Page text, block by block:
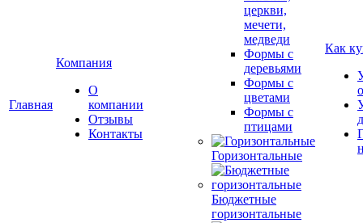
Главная
Компания
О
компании
Отзывы
Контакты
церкви,
мечети,
медведи
Формы с
деревьями
Формы с
цветами
Формы с
птицами
Горизонтальные
Бюджетные
горизонтальные
Как